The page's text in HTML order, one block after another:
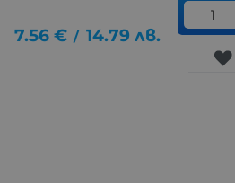
7.56 € / 14.79 лв.